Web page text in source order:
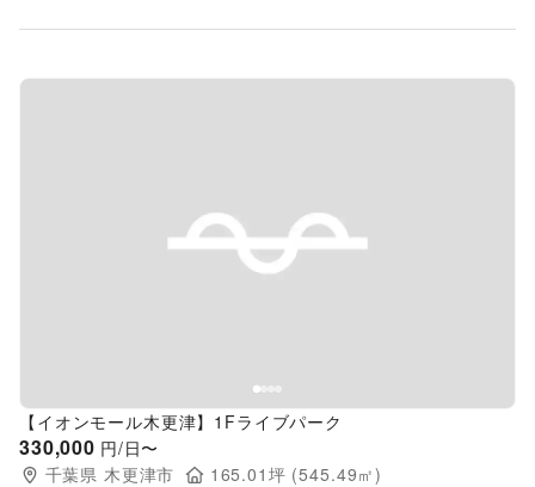
Previous slide
【イオンモール木更津】1Fライブパーク
330,000 円/日〜
千葉県 木更津市 165.01 坪 (545.49㎡)